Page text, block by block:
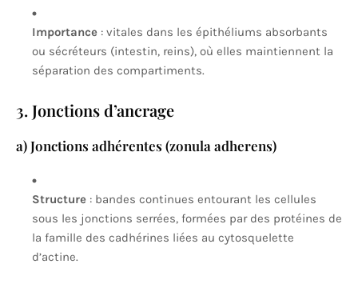
Importance : vitales dans les épithéliums absorbants
ou sécréteurs (intestin, reins), où elles maintiennent la
séparation des compartiments.
3. Jonctions d’ancrage
a) Jonctions adhérentes (zonula adherens)
Structure : bandes continues entourant les cellules
sous les jonctions serrées, formées par des protéines de
la famille des cadhérines liées au cytosquelette
d’actine.